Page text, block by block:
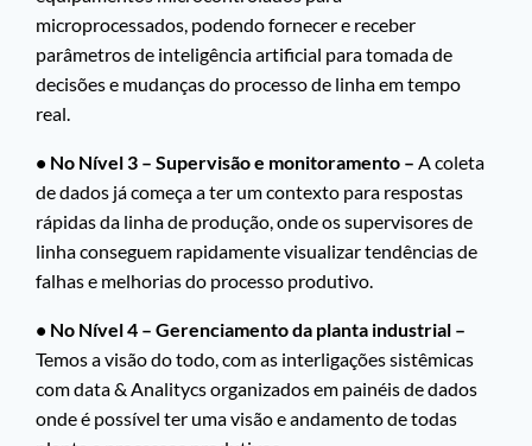
microprocessados, podendo fornecer e receber
parâmetros de inteligência artificial para tomada de
decisões e mudanças do processo de linha em tempo
real.
• No Nível 3 – Supervisão e monitoramento – A coleta
de dados já começa a ter um contexto para respostas
rápidas da linha de produção, onde os supervisores de
linha conseguem rapidamente visualizar tendências de
falhas e melhorias do processo produtivo.
• No Nível 4 – Gerenciamento da planta industrial –
Temos a visão do todo, com as interligações sistêmicas
com data & Analitycs organizados em painéis de dados
onde é possível ter uma visão e andamento de todas